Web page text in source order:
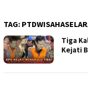
TAG:
Tiga
Kejati